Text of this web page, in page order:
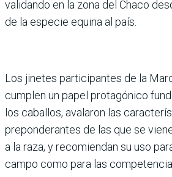
validando en la zona del Chaco
de la especie equina al país.
Los jinetes participantes de la
cumplen un papel protagónico
los caballos, avalaron las
preponderantes de las que se
a la raza, y recomiendan su uso
campo como para las